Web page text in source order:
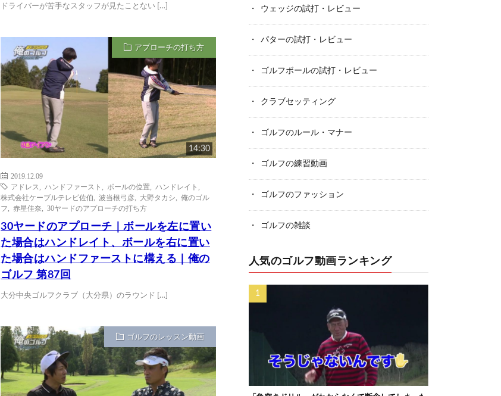
ドライバーが苦手なスタッフが見たことない […]
アプローチの打ち方
14:30
2019.12.09
アドレス
ハンドファースト ボールの位置 ハンドレイト
株式会社ケーブルテレビ佐伯
,波当根弓彦 大野タカシ ,俺のゴル
フ
赤星佳奈 ,30ヤードのアプローチの打ち方
30ヤードのアプローチ｜ボールを左に置い
た場合はハンドレイト、ボールを右に置い
た場合はハンドファーストに構える｜俺の
ゴルフ 第87回
大分中央ゴルフクラブ（大分県）のラウンド […]
ゴルフのレッスン動画
ウェッジの試打・レビュー
パターの試打・レビュー
ゴルフボールの試打・レビュー
クラブセッティング
ゴルフのルール・マナー
ゴルフの練習動画
ゴルフのファッション
ゴルフの雑談
人気のゴルフ動画ランキング